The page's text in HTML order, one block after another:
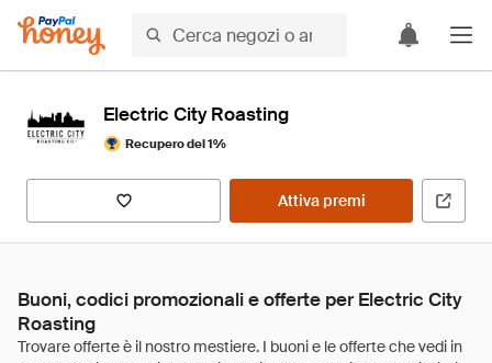
Electric City Roasting
Recupero del 1%
Attiva premi
Buoni, codici promozionali e offerte per Electric City
Roasting